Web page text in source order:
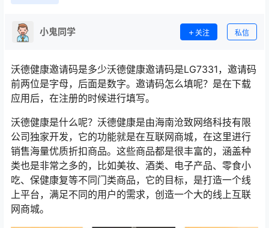
小鬼同学 关注 私信
沃德健康邀请码是多少沃德健康邀请码是LG7331，邀请码
前两位是字母，后面是数字。邀请码怎么填呢？是在下载
应用后，在注册的时候进行填写。
沃德健康是什么呢？沃德健康是由海南沧致网络科技有限
公司独家开发，它的功能就是在互联网商城，在这里进行
销售海量优质折扣商品。这些商品都是很丰富的，涵盖种
类也是非常之多的，比如美妆、酒类、电子产品、零食小
吃、保健康复等不同门类商品，它的目标，是打造一个线
上平台，满足不同的用户的需求，创造一个大的线上互联
网商城。